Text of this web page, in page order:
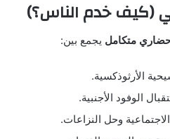
متكامل يجمع بين:
الأرثوذكسية.
الوفود الأجنبية.
وحل النزاعات.